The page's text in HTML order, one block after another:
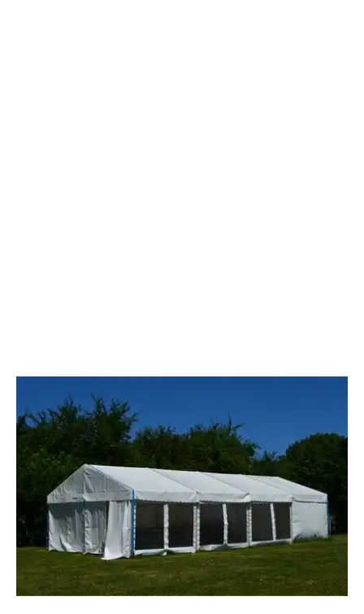
Salle Tente réception (barnum)
Barnum 4x8 avec montage
demontage samedi 29/08/26
Location Tente reception